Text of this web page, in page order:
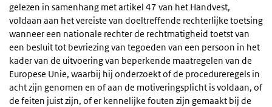
gelezen in samenhang met artikel 47 van het Handvest,
voldaan aan het vereiste van doeltreffende rechterlijke toetsing
wanneer een nationale rechter de rechtmatigheid toetst van
een besluit tot bevriezing van tegoeden van een persoon in het
kader van de uitvoering van beperkende maatregelen van de
Europese Unie, waarbij hij onderzoekt of de procedureregels in
acht zijn genomen en of aan de motiveringsplicht is voldaan, of
de feiten juist zijn, of er kennelijke fouten zijn gemaakt bij de